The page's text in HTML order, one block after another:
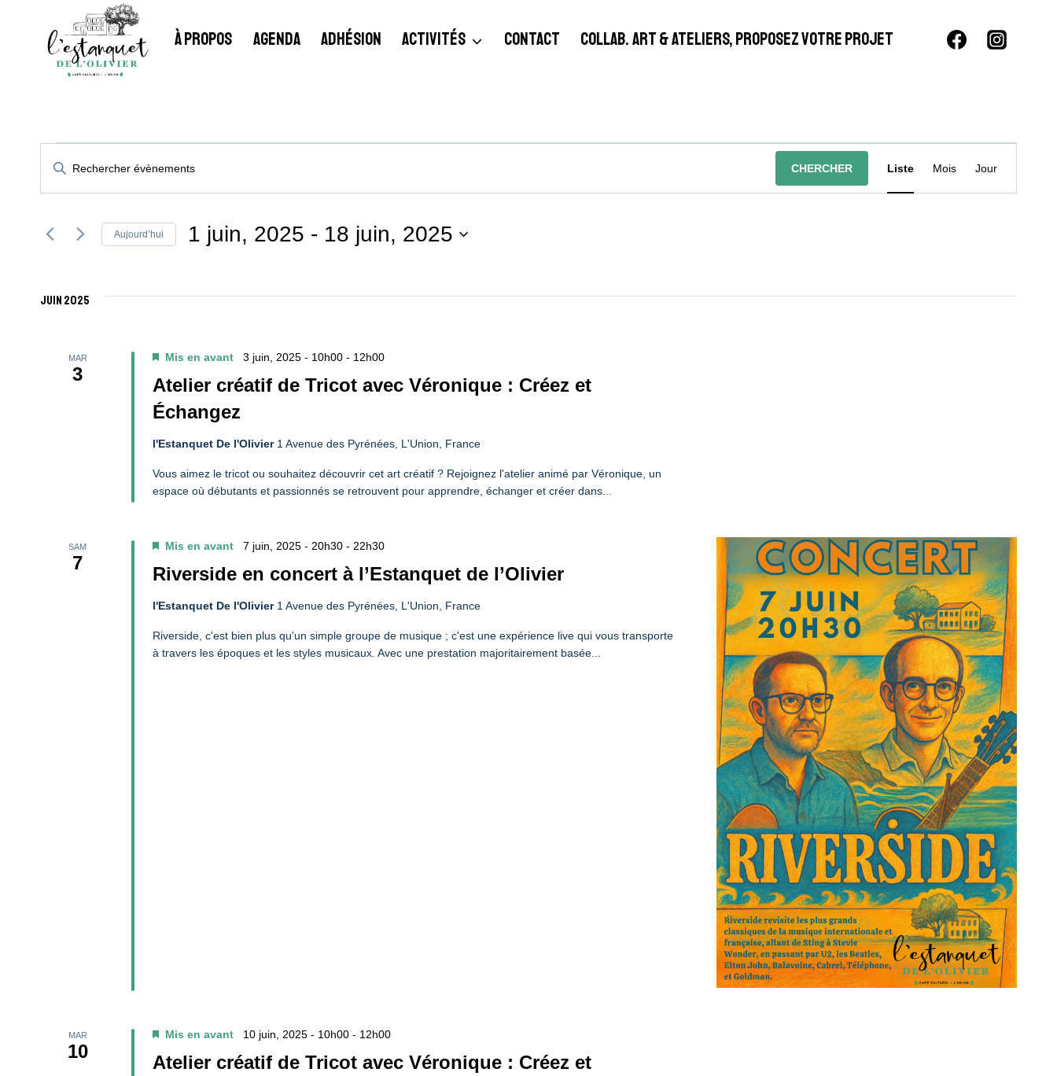
À PROPOS AGENDA ADHÉSION ACTIVITÉS CONTACT COLLAB. ART & ATELIERS, PROPOSEZ VOTRE PROJET
Évènements
Recherche
Navigation
De
Vues
Évènements
Saisir
Rechercher
Évènements
CHERCHER
Navigation
Évènement
Liste Mois Jour
Aujourd’hui 1 juin, 2025 - 18 juin, 2025
date.
juin 2025
MAR
3
Atelier créatif de Tricot avec Véronique : Créez et
Échangez
Mis en avant 3 juin, 2025 - 10h00 - 12h00
l'Estanquet De l'Olivier 1 Avenue des Pyrénées, L'Union, France
Vous aimez le tricot ou souhaitez découvrir cet art créatif ? Rejoignez l'atelier animé par Véronique, un
espace où débutants et passionnés se retrouvent pour apprendre, échanger et créer dans...
SAM
7
Riverside en concert à l’Estanquet de l’Olivier
Mis en avant 7 juin, 2025 - 20h30 - 22h30
l'Estanquet De l'Olivier 1 Avenue des Pyrénées, L'Union, France
Riverside, c'est bien plus qu'un simple groupe de musique ; c'est une expérience live qui vous transporte
à travers les époques et les styles musicaux. Avec une prestation majoritairement basée...
MAR
10
Atelier créatif de Tricot avec Véronique : Créez et
Mis en avant 10 juin, 2025 - 10h00 - 12h00